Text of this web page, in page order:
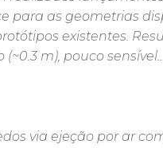
para as geometrias
existentes.
m), pouco sensível…
via ejeção por ar